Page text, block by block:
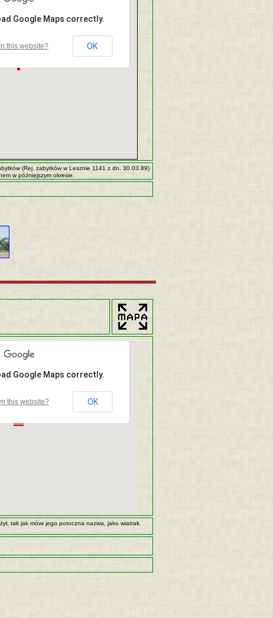
Google Maps correctly.
this website? OK
(Rej. zabytków w Lesznie 1141 z dn. 30.03.89)
w późniejszym okresie.
Google Maps correctly.
this website? OK
tak jak mówi jego potoczna nazwa, jako wiatrak.